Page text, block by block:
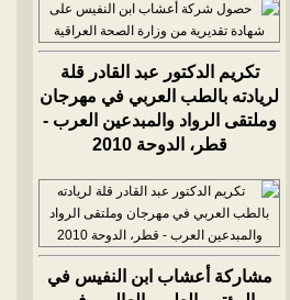
تكريم الدكتور عبد القادر قلة
لريادته بالطب العربي في مهرجان
وملتقى الرواد والمبدعين العرب -
قطر، الدوحة 2010
مشاركة أعشاب ابن النفيس في